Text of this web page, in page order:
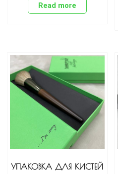
Read more
УПАКОВКА ДЛЯ КИСТЕЙ